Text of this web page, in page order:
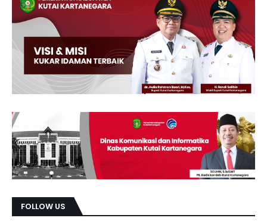
FOLLOW US